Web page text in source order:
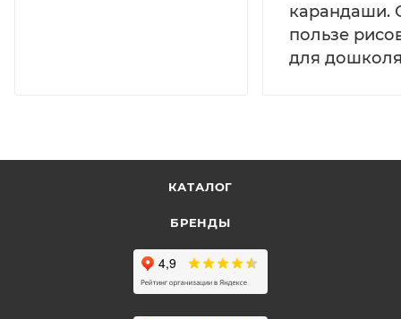
карандаши.
пользе
для
КАТАЛОГ
БРЕНДЫ